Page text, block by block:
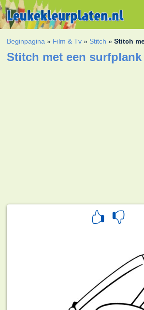
Beginpagina » Film & Tv » Stitch »Stitch
Stitch met een